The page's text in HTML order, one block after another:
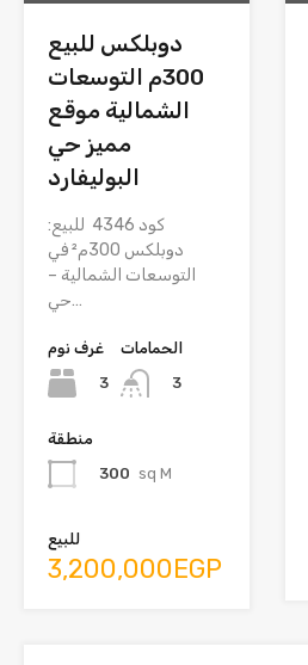
دوبلكس للبيع
300م التوسعات
الشمالية موقع
مميز حي
البوليفارد
كود 4346 للبيع:
دوبلكس 300م² في
التوسعات الشمالية –
حي…
غرف نوم
3
الحمامات
3
منطقة
300 sq M
للبيع
3,200,000EGP